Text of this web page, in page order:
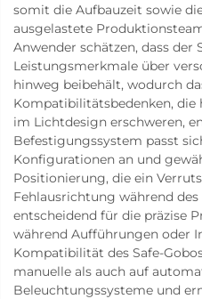
somit die Aufbauzeit sowie
ausgelastete
Anwender schätzen, dass der
Leistungsmerkmale über
hinweg beibehält, wodurch
Kompatibilitätsbedenken,
im Lichtdesign erschweren,
Befestigungssystem passt
Konfigurationen an und
Positionierung, die ein
Fehlausrichtung während
entscheidend für die präzise
während Aufführungen oder
Kompatibilität des Safe-
manuelle als auch auf
Beleuchtungssysteme und